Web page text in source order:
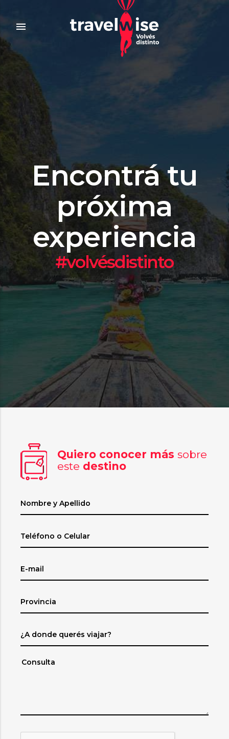
menu
Encontrá tu
próxima
experiencia
#volvésdistinto
Quiero conocer más sobre
este destino